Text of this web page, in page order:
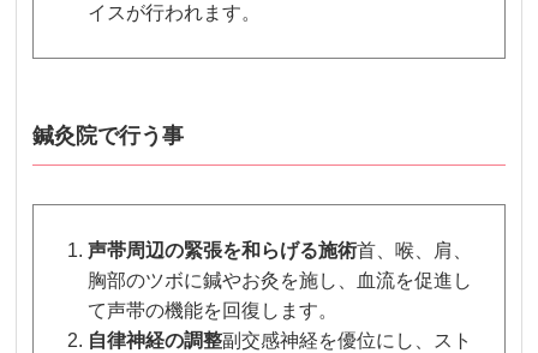
イスが行われます。
鍼灸院で行う事
声帯周辺の緊張を和らげる施術首、喉、肩、
胸部のツボに鍼やお灸を施し、血流を促進し
て声帯の機能を回復します。
自律神経の調整副交感神経を優位にし、スト